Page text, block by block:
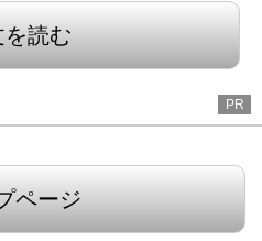
を読む
PR
ページ